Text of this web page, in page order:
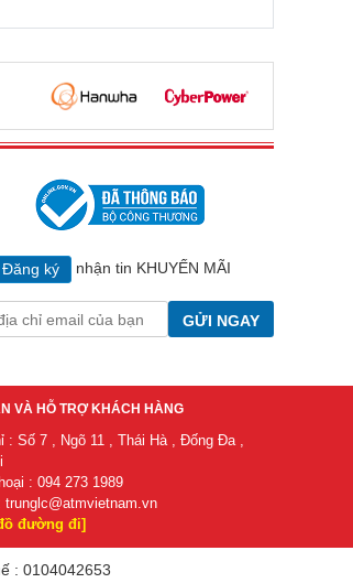
Đăng ký nhận tin KHUYẾN MÃI
GỬI NGAY
VÀ HỖ TRỢ KHÁCH HÀNG
: Số 7 , Ngõ 11 , Thái Hà , Đống Đa ,
: 094 273 1989
trunglc@atmvietnam.vn
đường đi]
: 0104042653